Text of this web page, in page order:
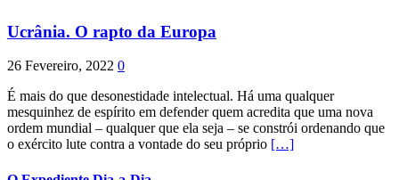
Ucrânia. O rapto da Europa
26 Fevereiro, 2022 0
É mais do que desonestidade intelectual. Há uma qualquer
mesquinhez de espírito em defender quem acredita que uma nova
ordem mundial – qualquer que ela seja – se constrói ordenando que
o exército lute contra a vontade do seu próprio […]